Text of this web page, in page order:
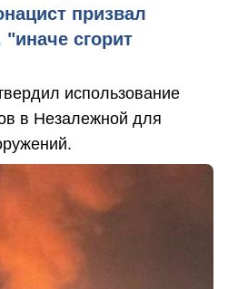
призвал
"иначе сгорит
использование
в Незалежной для